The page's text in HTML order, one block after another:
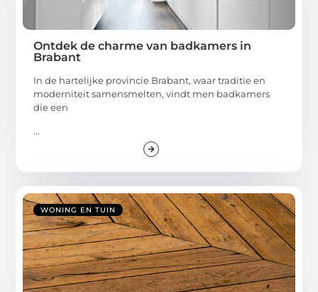
Ontdek de charme van badkamers in
Brabant
In de hartelijke provincie Brabant, waar traditie en
moderniteit samensmelten, vindt men badkamers
die een
...
WONING EN TUIN